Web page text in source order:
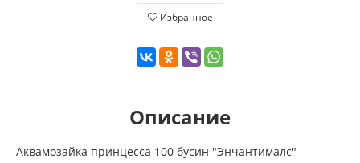
Избранное
Описание
Аквамозайка принцесса 100 бусин "Энчантималс"